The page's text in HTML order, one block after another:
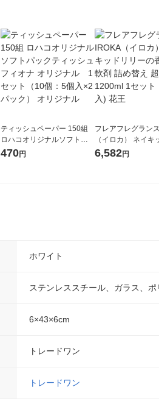
ティッシュペーパー 150組
ロハコオリジナルソフトパ
ックティッシュ フィオナ オ
470円
フレアフレグラン
（イロカ） ネイキ
ーの香り 柔軟剤 詰
6,582円
ホワイト
ステンレススチール、ガラス、ポ
6×43×6cm
トレードワン
トレードワン